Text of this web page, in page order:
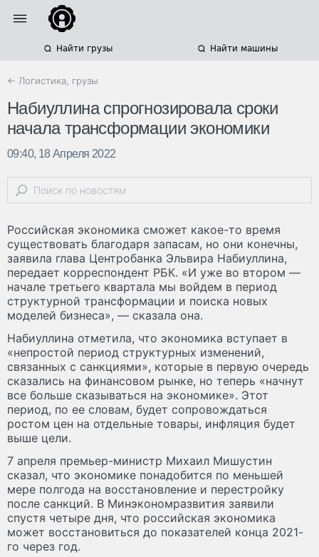
Найти грузы Найти машины
← Логистика, грузы
Набиуллина спрогнозировала сроки
начала трансформации экономики
09:40, 18 Апреля 2022
Российская экономика сможет какое-то время
существовать благодаря запасам, но они конечны,
заявила глава Центробанка Эльвира Набиуллина,
передает корреспондент РБК. «И уже во втором —
начале третьего квартала мы войдем в период
структурной трансформации и поиска новых
моделей бизнеса», — сказала она.
Набиуллина отметила, что экономика вступает в
«непростой период структурных изменений,
связанных с санкциями», которые в первую очередь
сказались на финансовом рынке, но теперь «начнут
все больше сказываться на экономике». Этот
период, по ее словам, будет сопровождаться
ростом цен на отдельные товары, инфляция будет
выше цели.
7 апреля премьер-министр Михаил Мишустин
сказал, что экономике понадобится по меньшей
мере полгода на восстановление и перестройку
после санкций. В Минэкономразвития заявили
спустя четыре дня, что российская экономика
может восстановиться до показателей конца 2021-
го через год.